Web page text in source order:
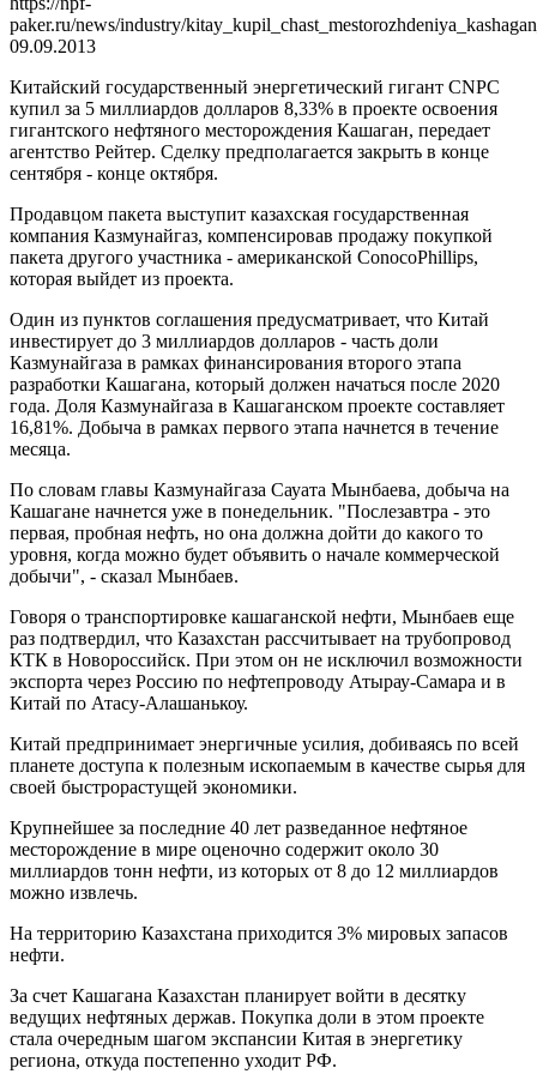
paker.ru/news/industry/
09.09.2013
Китайский государственный энергетический гигант CNPC
купил за 5 миллиардов долларов 8,33% в проекте освоения
гигантского нефтяного месторождения Кашаган, передает
агентство Рейтер. Сделку предполагается закрыть в конце
сентября - конце октября.
Продавцом пакета выступит казахская государственная
компания Казмунайгаз, компенсировав продажу покупкой
пакета другого участника - американской ConocoPhillips,
которая выйдет из проекта.
Один из пунктов соглашения предусматривает, что Китай
инвестирует до 3 миллиардов долларов - часть доли
Казмунайгаза в рамках финансирования второго этапа
разработки Кашагана, который должен начаться после 2020
года. Доля Казмунайгаза в Кашаганском проекте составляет
16,81%. Добыча в рамках первого этапа начнется в течение
месяца.
По словам главы Казмунайгаза Сауата Мынбаева, добыча на
Кашагане начнется уже в понедельник. "Послезавтра - это
первая, пробная нефть, но она должна дойти до какого то
уровня, когда можно будет объявить о начале коммерческой
добычи", - сказал Мынбаев.
Говоря о транспортировке кашаганской нефти, Мынбаев еще
раз подтвердил, что Казахстан рассчитывает на трубопровод
КТК в Новороссийск. При этом он не исключил возможности
экспорта через Россию по нефтепроводу Атырау-Самара и в
Китай по Атасу-Алашанькоу.
Китай предпринимает энергичные усилия, добиваясь по всей
планете доступа к полезным ископаемым в качестве сырья для
своей быстрорастущей экономики.
Крупнейшее за последние 40 лет разведанное нефтяное
месторождение в мире оценочно содержит около 30
миллиардов тонн нефти, из которых от 8 до 12 миллиардов
можно извлечь.
На территорию Казахстана приходится 3% мировых запасов
нефти.
За счет Кашагана Казахстан планирует войти в десятку
ведущих нефтяных держав. Покупка доли в этом проекте
стала очередным шагом экспансии Китая в энергетику
региона, откуда постепенно уходит РФ.